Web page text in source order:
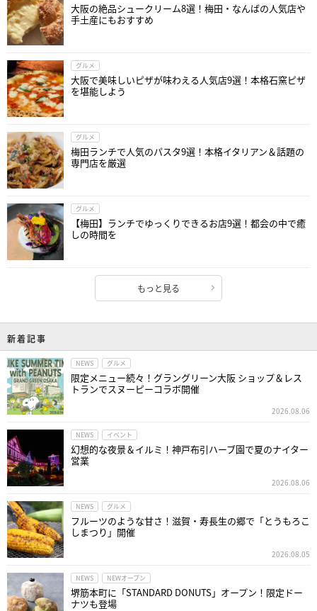
大阪の絶品シュークリーム8選！梅田・なんばの人気店や
手土産にもおすすめ
グルメ
大阪で美味しいピザが味わえる人気店9選！本格石窯ピザ
を堪能しよう
グルメ
梅田ランチで人気のパスタ9選！本格イタリアン＆話題の
専門店を厳選
グルメ
【梅田】ランチでゆっくりできるお店9選！都会の中で癒
しの時間を
もっと見る
新着記事
NEWS グルメ
限定メニュー続々！グラングリーン大阪 ショップ＆レス
トランでスヌーピーコラボ開催
2026.08.06
NEWS イベント
幻想的な夜景＆イルミ！神戸布引ハーブ園で夏のナイター
営業
2026.08.06
NEWS グルメ
フルーツのような甘さ！滋賀・寿長生の郷で「とうもろこ
しまつり」開催
2026.08.05
NEWS NEWオープン
堺筋本町に「STANDARD DONUTS」オープン！限定ドー
ナツも登場